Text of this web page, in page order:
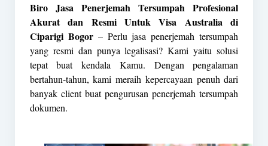
Biro Jasa Penerjemah Tersumpah Profesional
Akurat dan Resmi Untuk Visa Australia di
Ciparigi Bogor– Perlu jasa penerjemah tersumpah
yang resmi dan punya legalisasi? Kami yaitu solusi
tepat buat kendala Kamu. Dengan pengalaman
bertahun-tahun, kami meraih kepercayaan penuh dari
banyak client buat pengurusan penerjemah tersumpah
dokumen.